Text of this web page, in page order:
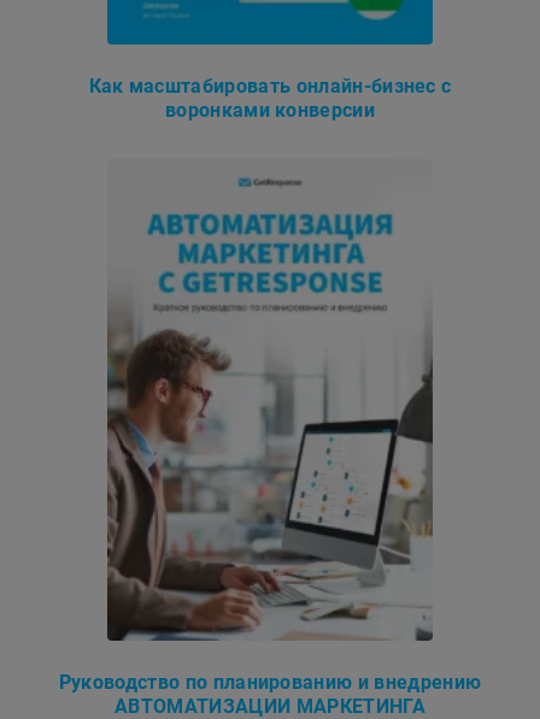
Как масштабировать онлайн-бизнес с
воронками конверсии
Руководство по планированию и внедрению
АВТОМАТИЗАЦИИ МАРКЕТИНГА